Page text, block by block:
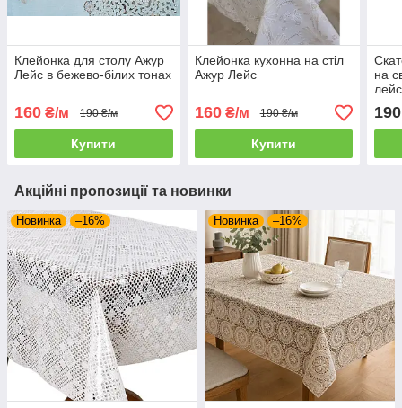
Клейонка для столу Ажур
Лейс в бежево-білих тонах
160 ₴/м 190 ₴/м
Купити
Клейонка кухонна на стіл
Ажур Лейс
160₴/м 190 ₴/м
Купити
на
190
Акційні пропозиції та новинки
Новинка –16% Новинка –16%